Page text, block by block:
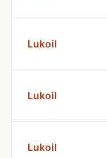
Lukoil
Lukoil
Lukoil